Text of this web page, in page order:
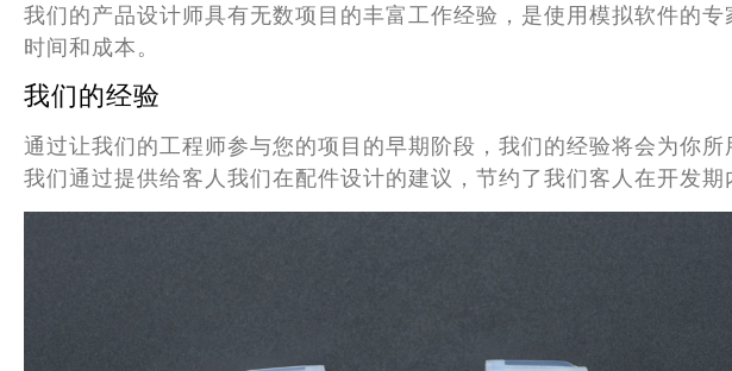
我们的产品设计师具有无数项目的丰富工作经验，是使用模拟软件的
时间和成本。
我们的经验
通过让我们的工程师参与您的项目的早期阶段，我们的经验将会为你所
我们通过提供给客人我们在配件设计的建议，节约了我们客人在开发